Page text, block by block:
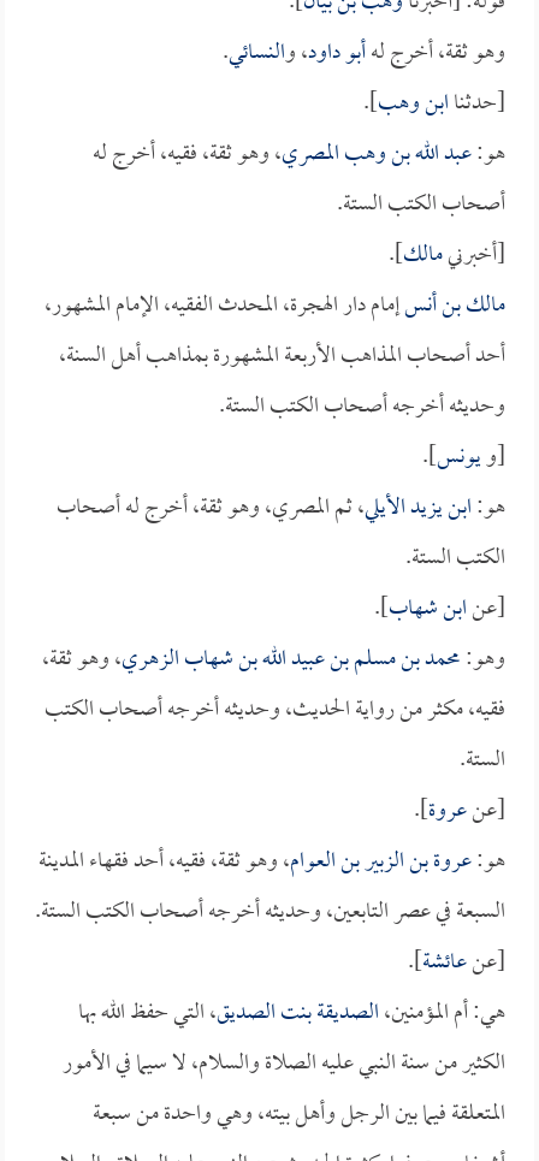
وهو ثقة، أخرج لهأبو داود، والنسائي.
[حدثناابن وهب].
هو:عبد الله بن وهب المصري، وهو ثقة، فقيه، أخرج له
أصحاب الكتب الستة.
[أخبرنيمالك].
مالك بن أنسإمام دار الهجرة، المحدث الفقيه، الإمام المشهور،
أحد أصحاب المذاهب الأربعة المشهورة بمذاهب أهل السنة،
وحديثه أخرجه أصحاب الكتب الستة.
[ويونس].
هو:ابن يزيد الأيلي، ثم المصري، وهو ثقة، أخرج له أصحاب
الكتب الستة.
[عنابن شهاب].
وهو:محمد بن مسلم بن عبيد الله بن شهاب الزهري، وهو ثقة،
فقيه، مكثر من رواية الحديث، وحديثه أخرجه أصحاب الكتب
الستة.
[عنعروة].
هو:عروة بن الزبير بن العوام، وهو ثقة، فقيه، أحد فقهاء المدينة
السبعة في عصر التابعين، وحديثه أخرجه أصحاب الكتب الستة.
[عنعائشة].
هي: أم المؤمنين،الصديقة بنت الصديق، التي حفظ الله بها
الكثير من سنة النبي عليه الصلاة والسلام، لا سيما في الأمور
المتعلقة فيما بين الرجل وأهل بيته، وهي واحدة من سبعة